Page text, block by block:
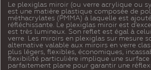
Le plexiglas miroir (ou verre acrylique ou
est une matière plastique composée de
méthacrylates (PMMA) à laquelle est
réfléchissante. Le plexiglas miroir est
est très lumineux. Son reflet est égal à
verre. Les miroirs en plexiglas sur mesure
alternative valable aux miroirs en verre
plus légers, flexibles, économiques,
flexibilité particulière implique une surface
parfaitement plane pour garantir une